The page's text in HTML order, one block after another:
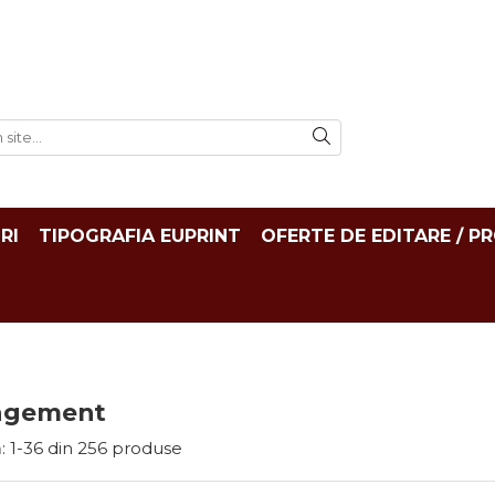
TIPOGRAFIA EUPRINT OFERTE DE EDITARE /
1-36 din 256 produse